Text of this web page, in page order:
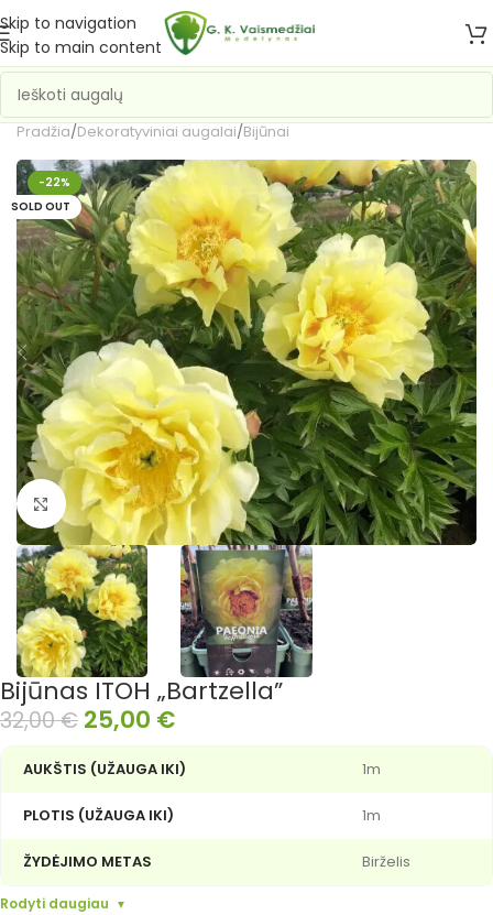
Skip to navigation
Skip to main content
Pradžia/Dekoratyviniai augalai/Bijūnai
-22%
SOLD OUT
Išdidinti nuotrauką
Bijūnas ITOH „Bartzella”
32,00€ 25,00 €
AUKŠTIS (UŽAUGA IKI) 1m
PLOTIS (UŽAUGA IKI) 1m
ŽYDĖJIMO METAS Birželis
Rodyti daugiau